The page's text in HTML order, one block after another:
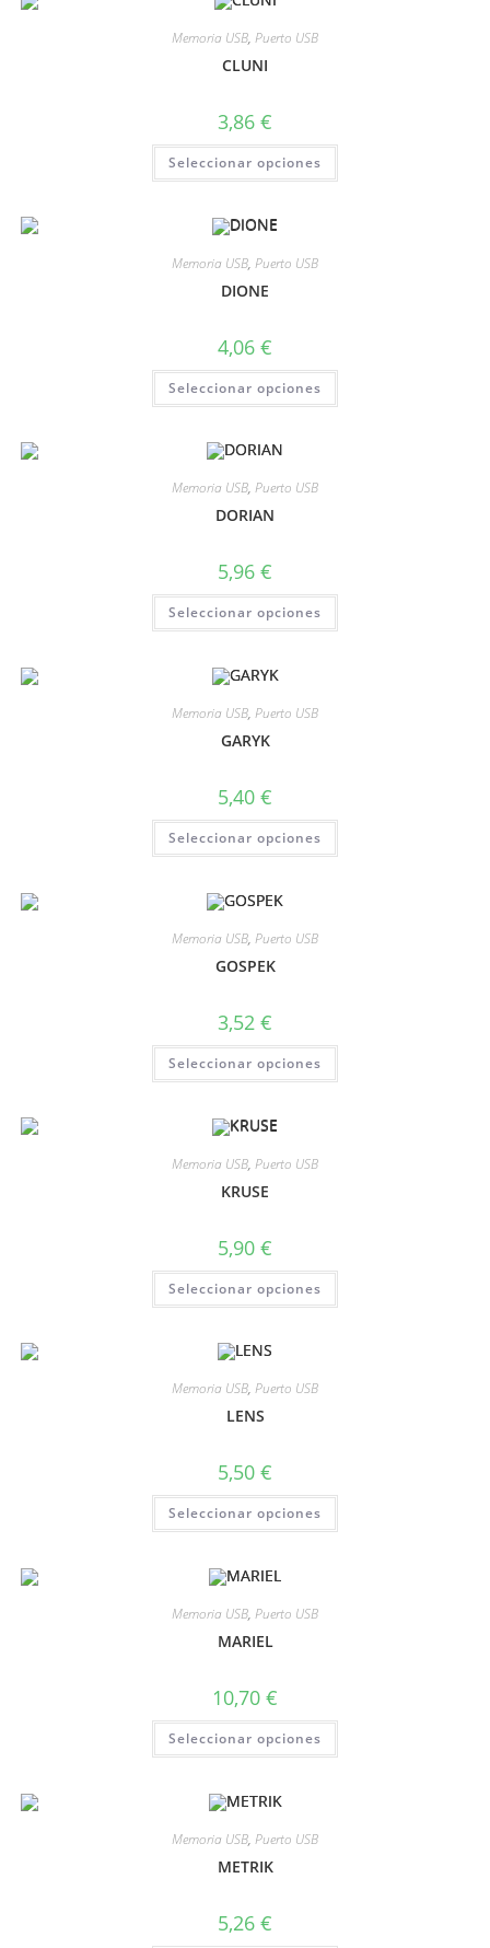
Memoria USB, Puerto USB
CLUNI
3,86 €
Seleccionar opciones
Memoria USB, Puerto USB
DIONE
4,06 €
Seleccionar opciones
Memoria USB, Puerto USB
DORIAN
5,96 €
Seleccionar opciones
Memoria USB, Puerto USB
GARYK
5,40 €
Seleccionar opciones
Memoria USB, Puerto USB
GOSPEK
3,52 €
Seleccionar opciones
Memoria USB, Puerto USB
KRUSE
5,90 €
Seleccionar opciones
Memoria USB, Puerto USB
LENS
5,50 €
Seleccionar opciones
Memoria USB, Puerto USB
MARIEL
10,70 €
Seleccionar opciones
Memoria USB, Puerto USB
METRIK
5,26 €